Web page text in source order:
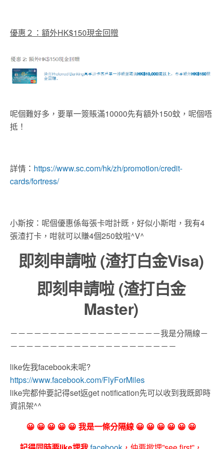
優惠２：額外HK$150現金回贈
呢個難好多，要單一簽賬滿10000先有額外150蚊，呢個唔
抵！
詳情： https://www.sc.com/hk/zh/promotion/credit-
cards/fortress/
小斯按：呢個優惠係每張卡咁計既，好似小斯咁，我有4
張渣打卡，咁就可以賺4個250蚊啦^V^
即刻申請啦 (渣打白金Visa)
即刻申請啦 (渣打白金
Master)
－－－－－－－－－－－－－－－－－－－我是分隔線－
－－－－－－－－－－－－－－－－－－－－－
like佐我facebook未呢?
https://www.facebook.com/FlyForMiles
like完都仲要記得set返get notification先可以收到我既即時
資訊架^^
😀 😀 😀 😀 😀 我是一條分隔線 😀 😀 😀 😀 😀 😀